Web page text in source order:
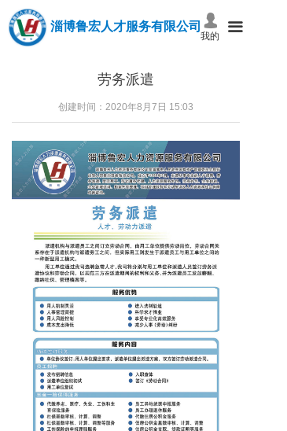
淄博鲁宏人才服务有限公司 끀
넙
我的
劳务派遣
创建时间： 2020年8月7日 15:03